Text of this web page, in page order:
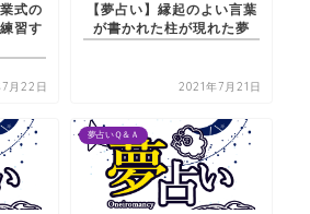
式の
習す
月22日
【夢占い】縁起のよい言葉
が書かれた柱が現れた夢
2021年7月21日
夢占いＱ＆Ａ